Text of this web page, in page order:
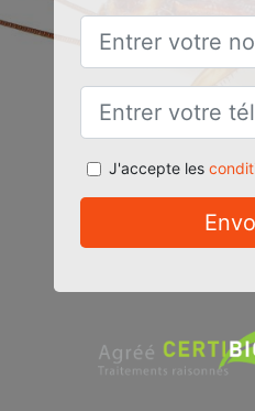
J'accepte les